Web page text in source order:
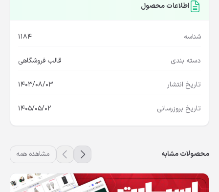
اطلاعات محصول
شناسه 1184
دسته بندی قالب فروشگاهی
تاریخ انتشار 1403/08/03
تاریخ بروزرسانی 1405/05/02
محصولات مشابه مشاهده همه